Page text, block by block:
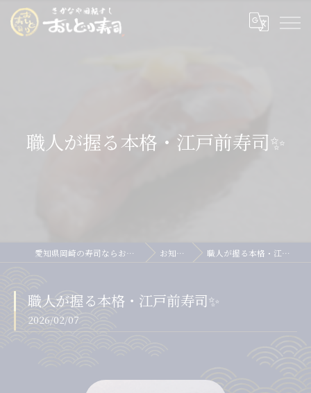
職人が握る本格・江戸前寿司✨
愛知県岡崎の寿司ならおしどり寿司 お知らせ 職人が握る本格・江戸前寿司✨
職人が握る本格・江戸前寿司✨
2026/02/07